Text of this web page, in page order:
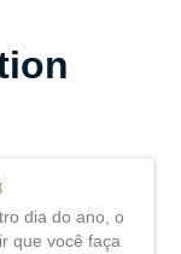
dia do ano, o
que você faça